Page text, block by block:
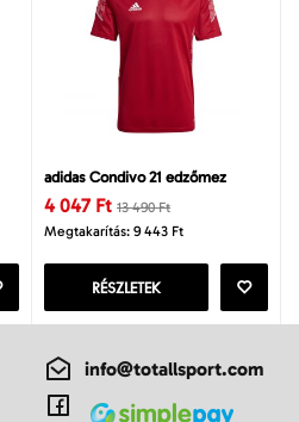
adidas Condivo 21 edzőmez
4 047 Ft 13 490 Ft
Megtakarítás: 9 443 Ft
RÉSZLETEK
info@totallsport.com